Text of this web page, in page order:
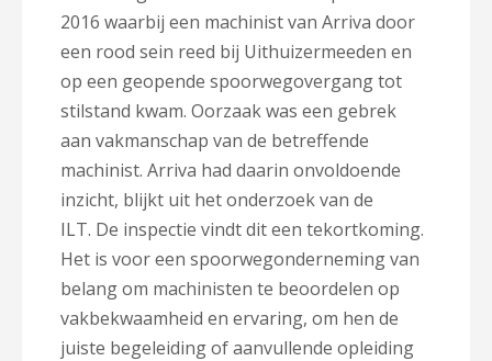
2016 waarbij een machinist van Arriva door
een rood sein reed bij Uithuizermeeden en
op een geopende spoorwegovergang tot
stilstand kwam. Oorzaak was een gebrek
aan vakmanschap van de betreffende
machinist. Arriva had daarin onvoldoende
inzicht, blijkt uit het onderzoek van de
ILT. De inspectie vindt dit een tekortkoming.
Het is voor een spoorwegonderneming van
belang om machinisten te beoordelen op
vakbekwaamheid en ervaring, om hen de
juiste begeleiding of aanvullende opleiding